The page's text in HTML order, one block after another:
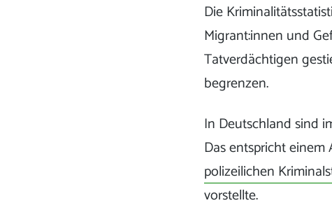
Die
Migrant:innen und
Tatverdächtigen
begrenzen.
In Deutschland sind
Das entspricht
polizeilichen
vorstellte.